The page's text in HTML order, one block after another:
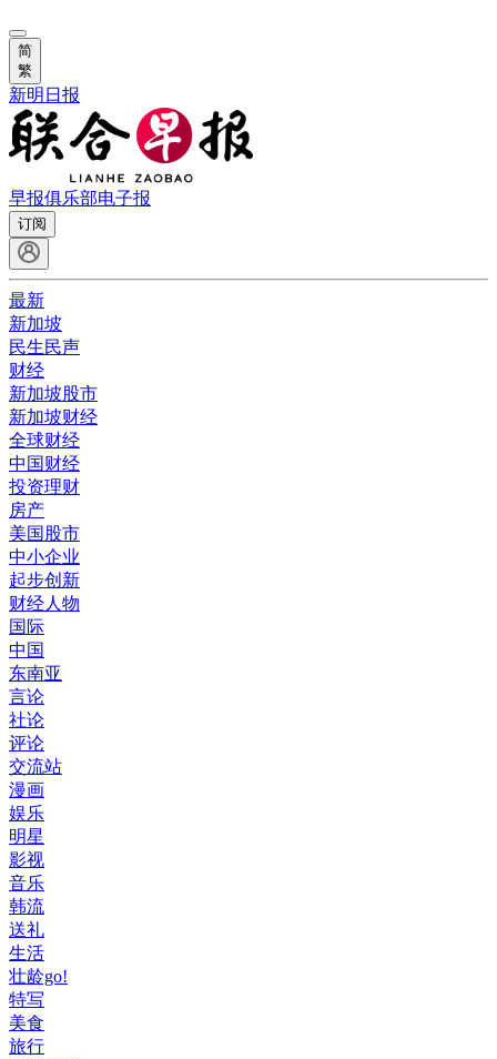
简
繁
新明日报
早报俱乐部电子报
订阅
最新
新加坡
民生民声
财经
新加坡股市
新加坡财经
全球财经
中国财经
投资理财
房产
美国股市
中小企业
起步创新
财经人物
国际
中国
东南亚
言论
社论
评论
交流站
漫画
娱乐
明星
影视
音乐
韩流
送礼
生活
壮龄go!
特写
美食
旅行